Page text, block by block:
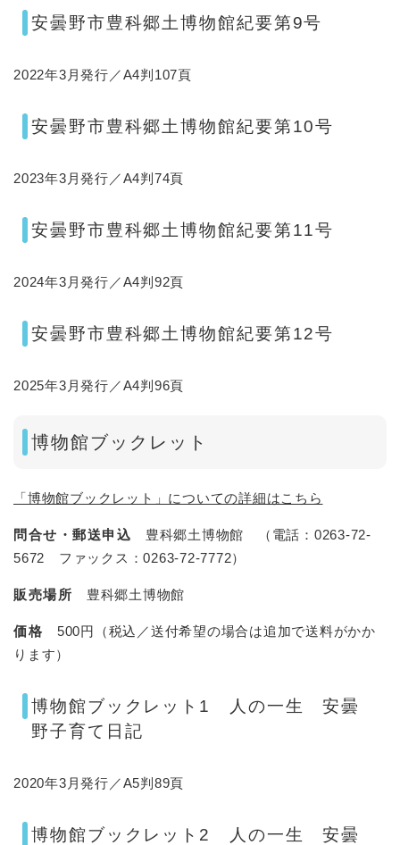
安曇野市豊科郷土博物館紀要第9号
2022年3月発行／A4判107頁
安曇野市豊科郷土博物館紀要第10号
2023年3月発行／A4判74頁
安曇野市豊科郷土博物館紀要第11号
2024年3月発行／A4判92頁
安曇野市豊科郷土博物館紀要第12号
2025年3月発行／A4判96頁
博物館ブックレット
「博物館ブックレット」についての詳細はこちら
問合せ・郵送申込 豊科郷土博物館 （電話：0263-72-
5672 ファックス：0263-72-7772）
販売場所 豊科郷土博物館
価格 500円（税込／送付希望の場合は追加で送料がかか
ります）
博物館ブックレット1 人の一生 安曇
野子育て日記
2020年3月発行／A5判89頁
博物館ブックレット2 人の一生 安曇